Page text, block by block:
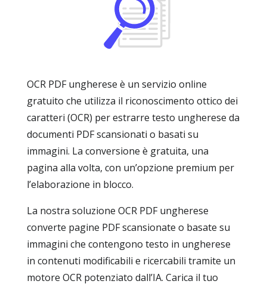
OCR PDF ungherese è un servizio online
gratuito che utilizza il riconoscimento ottico dei
caratteri (OCR) per estrarre testo ungherese da
documenti PDF scansionati o basati su
immagini. La conversione è gratuita, una
pagina alla volta, con un’opzione premium per
l’elaborazione in blocco.
La nostra soluzione OCR PDF ungherese
converte pagine PDF scansionate o basate su
immagini che contengono testo in ungherese
in contenuti modificabili e ricercabili tramite un
motore OCR potenziato dall’IA. Carica il tuo